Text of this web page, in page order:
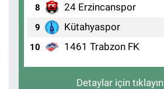
8 24 Erzincanspor
9 Kütahyaspor
10 1461 Trabzon FK
Detaylar için tıklayın